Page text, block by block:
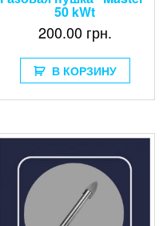
50 kWt
200.00 грн.
В КОРЗИНУ